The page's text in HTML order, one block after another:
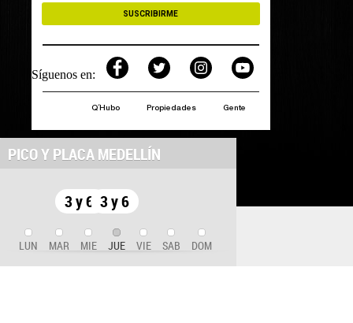
SUSCRIBIRME
Síguenos en:
Q´Hubo Propiedades Gente
PICO Y PLACA MEDELLÍN
3 y 6 3 y 6
LUN MAR MIE JUE VIE SAB DOM